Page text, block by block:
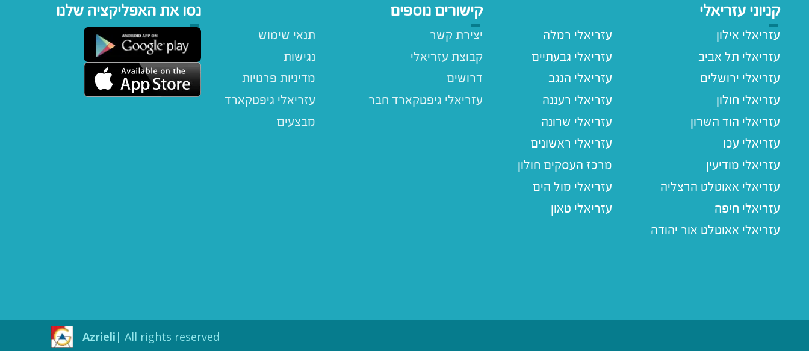
קניוני עזריאלי
עזריאלי אילון
עזריאלי תל אביב
עזריאלי ירושלים
עזריאלי חולון
עזריאלי הוד השרון
עזריאלי עכו
עזריאלי מודיעין
עזריאלי אאוטלט הרצליה
עזריאלי חיפה
עזריאלי אאוטלט אור יהודה
עזריאלי רמלה
עזריאלי גבעתיים
עזריאלי הנגב
עזריאלי רעננה
עזריאלי שרונה
עזריאלי ראשונים
מרכז העסקים חולון
עזריאלי מול הים
עזריאלי טאון
קישורים נוספים
תנאי שימוש
נגישות
מדיניות פרטיות
עזריאלי גיפטקארד
מבצעים
יצירת קשר
קבוצת עזריאלי
דרושים
נסו את האפליקציה שלנו
All rights reserved |
Azrieli